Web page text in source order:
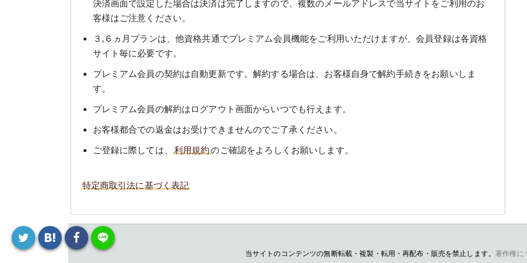
決済画面で設定した場合は決済は完了しますので、複数のメールアドレスで当サイトをご利用のお
客様はご注意ください。
３,６ヵ月プランは、他資格共通でプレミアム会員機能をご利用いただけますが、会員登録は各資格
サイト毎に必要です。
プレミアム会員の契約は自動更新です。解約する場合は、お客様自身で解約手続きをお願いしま
す。
プレミアム会員の解約はログアウト画面からいつでも行えます。
お客様都合での返金はお受けできませんのでご了承ください。
ご登録に際しては、 利用規約 のご確認をよろしくお願いします。
特定商取引法に基づく表記
当サイトのコンテンツの無断転載・複製・転用・再配布・販売を禁止します。著作権に